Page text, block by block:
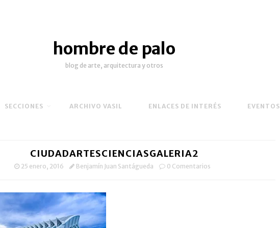
hombre de palo
blog de arte, arquitectura y otros
SECCIONES ARCHIVO VASIL ENLACES DE INTERÉS EVENTOS
CIUDADARTESCIENCIASGALERIA2
25 enero, 2016 Benjamín Juan Santágueda 0 Comentarios